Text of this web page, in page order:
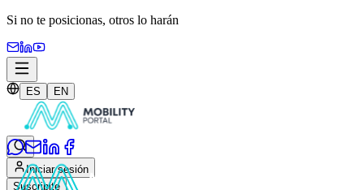
Si no te posicionas, otros lo harán
ES EN
Iniciar sesión
Suscribite